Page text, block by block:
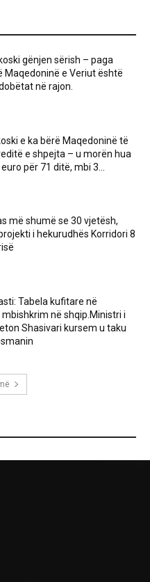
gënjen sërish – paga
Maqedoninë e Veriut është
në rajon.
e ka bërë Maqedoninë të
e shpejta – u morën hua
për 71 ditë, mbi 3...
më shumë se 30 vjetësh,
i hekurudhës Korridori 8
Tabela kufitare në
mbishkrim në shqip.Ministri i
Shasivari kursem u taku